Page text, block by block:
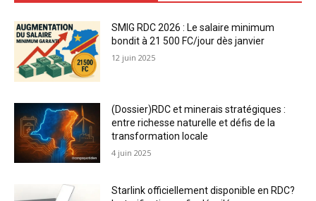
SMIG RDC 2026 : Le salaire minimum
bondit à 21 500 FC/jour dès janvier
12 juin 2025
(Dossier)RDC et minerais stratégiques :
entre richesse naturelle et défis de la
transformation locale
4 juin 2025
Starlink officiellement disponible en RDC?